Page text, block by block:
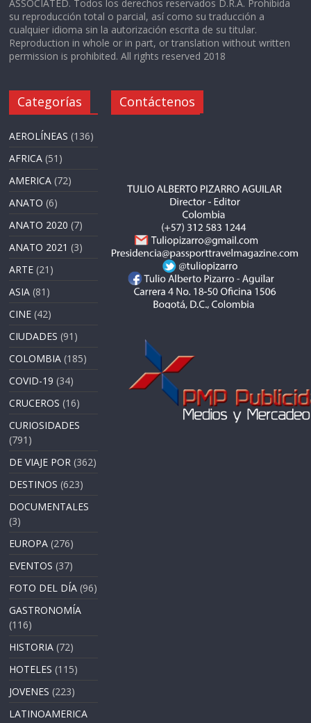
ASSOCIATED. Todos los derechos reservados D.R.A. Prohibida
su reproducción total o parcial, así como su traducción a
cualquier idioma sin la autorización escrita de su titular.
Reproduction in whole or in part, or translation without written
permission is prohibited. All rights reserved 2018
Categorías
AEROLÍNEAS (136)
AFRICA (51)
AMERICA (72)
ANATO (6)
ANATO 2020 (7)
ANATO 2021 (3)
ARTE (21)
ASIA (81)
CINE (42)
CIUDADES (91)
COLOMBIA (185)
COVID-19 (34)
CRUCEROS (16)
CURIOSIDADES
(791)
DE VIAJE POR (362)
DESTINOS (623)
DOCUMENTALES
(3)
EUROPA (276)
EVENTOS (37)
FOTO DEL DÍA (96)
GASTRONOMÍA
(116)
HISTORIA (72)
HOTELES (115)
JOVENES (223)
LATINOAMERICA
Contáctenos